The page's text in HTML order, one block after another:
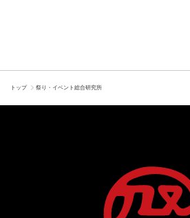
トップ 祭り・イベント総合研究所